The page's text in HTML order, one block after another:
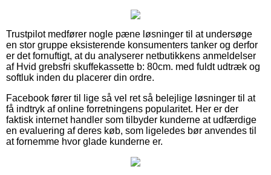
Trustpilot medfører nogle pæne løsninger til at undersøge
en stor gruppe eksisterende konsumenters tanker og derfor
er det fornuftigt, at du analyserer netbutikkens anmeldelser
af Hvid grebsfri skuffekassette b: 80cm. med fuldt udtræk og
softluk inden du placerer din ordre.
Facebook fører til lige så vel ret så belejlige løsninger til at
få indtryk af online forretningens popularitet. Her er der
faktisk internet handler som tilbyder kunderne at udfærdige
en evaluering af deres køb, som ligeledes bør anvendes til
at fornemme hvor glade kunderne er.